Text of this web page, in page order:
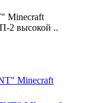
Minecraft
2 высокой ..